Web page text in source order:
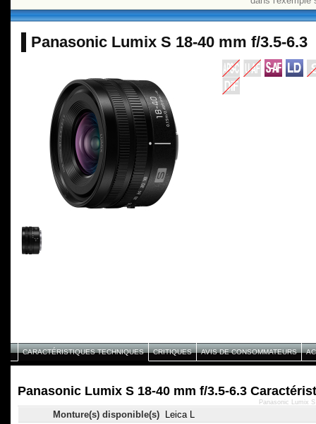
Panasonic Lumix S 18-40 mm f/3.5-6.3
CARACTÉRISTIQUES TECHNIQUES CRITIQUES AVIS DE CONSOMMATEURS
Panasonic Lumix S 18-40 mm f/3.5-6.3
Monture(s) disponible(s)
Leica L
Panasonic Lumix